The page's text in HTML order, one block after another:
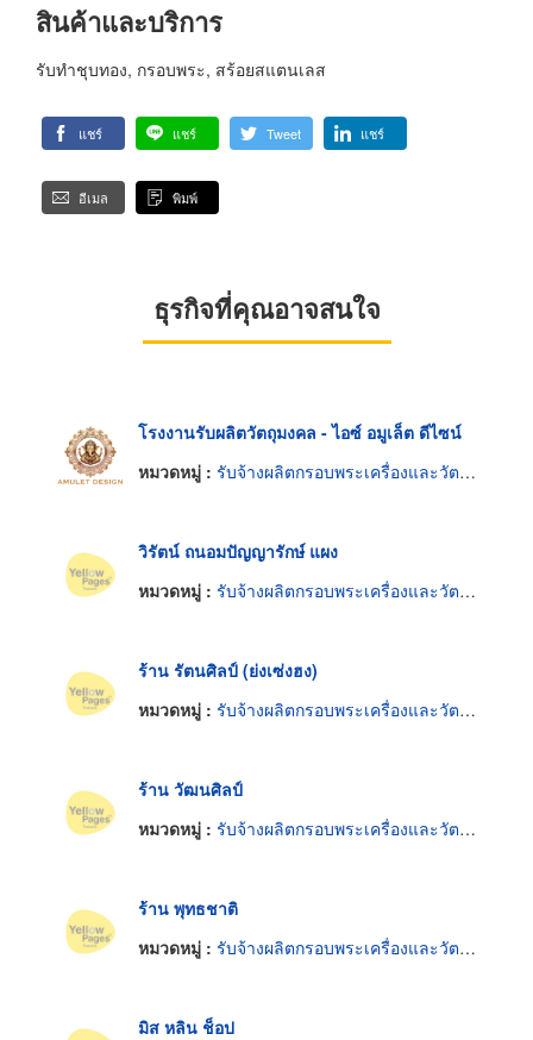
สินค้าและบริการ
รับทำชุบทอง, กรอบพระ, สร้อยสแตนเลส
แชร์ แชร์ Tweet แชร์
อีเมล พิมพ์
ธุรกิจที่คุณอาจสนใจ
โรงงานรับผลิตวัตถุมงคล - ไอซ์ อมูเล็ต ดีไซน์
หมวดหมู่ : รับจ้างผลิตกรอบพระเครื่องและวัตถุมงคล
วิรัตน์ ถนอมปัญญารักษ์ แผง
หมวดหมู่ : รับจ้างผลิตกรอบพระเครื่องและวัตถุมงคล
ร้าน รัตนศิลป์ (ย่งเซ่งฮง)
หมวดหมู่ : รับจ้างผลิตกรอบพระเครื่องและวัตถุมงคล
ร้าน วัฒนศิลป์
หมวดหมู่ : รับจ้างผลิตกรอบพระเครื่องและวัตถุมงคล
ร้าน พุทธชาติ
หมวดหมู่ : รับจ้างผลิตกรอบพระเครื่องและวัตถุมงคล
มิส หลิน ช็อป